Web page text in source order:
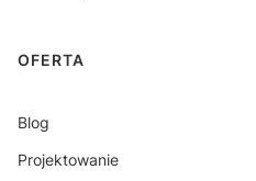
OFERTA
Blog
Projektowanie